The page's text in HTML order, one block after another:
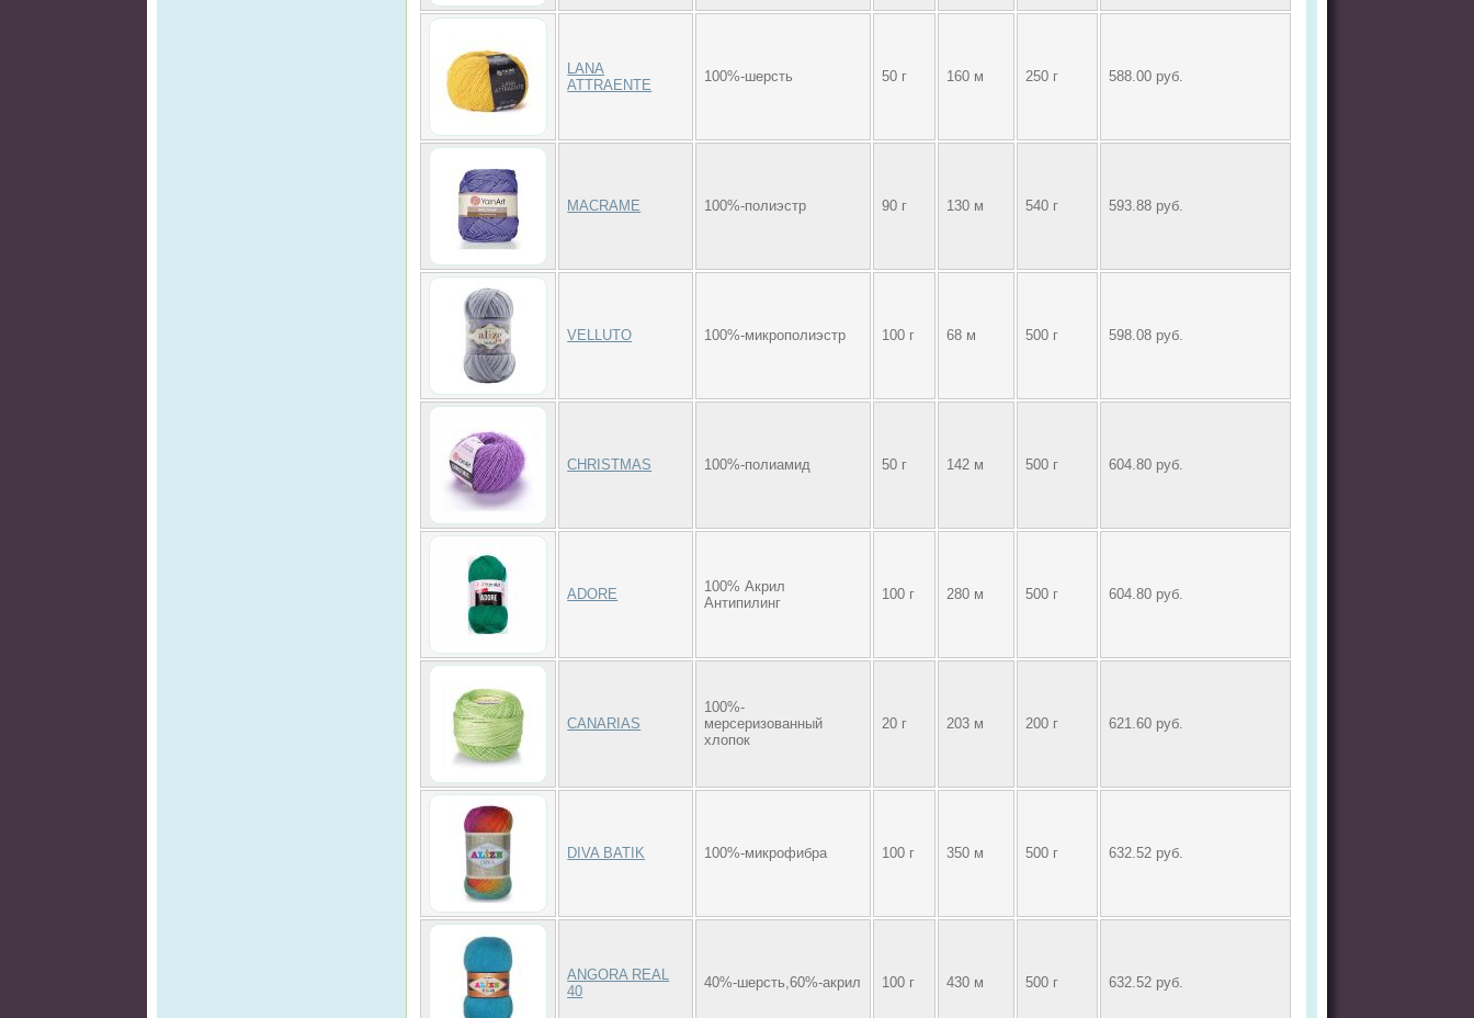
LANA
ATTRAENTE
100%-шерсть 50 г 160 м 250 г 588.00 руб.
MACRAME 100%-полиэстр 90 г 130 м 540 г 593.88 руб.
VELLUTO 100%-микрополиэстр 100 г 68 м 500 г 598.08 руб.
CHRISTMAS 100%-полиамид 50 г 142 м 500 г 604.80 руб.
ADORE
100% Акрил
Антипилинг
100 г 280 м 500 г 604.80 руб.
CANARIAS
100%-
мерсеризованный
хлопок
20 г 203 м 200 г 621.60 руб.
DIVA BATIK 100%-микрофибра 100 г 350 м 500 г 632.52 руб.
ANGORA REAL
40
40%-шерсть,60%-акрил 100 г 430 м 500 г 632.52 руб.